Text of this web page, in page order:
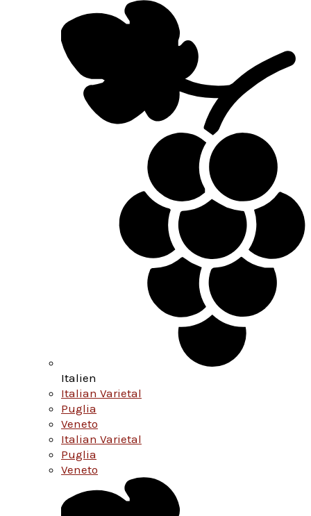
Italien
Italian Varietal
Puglia
Veneto
Italian Varietal
Puglia
Veneto